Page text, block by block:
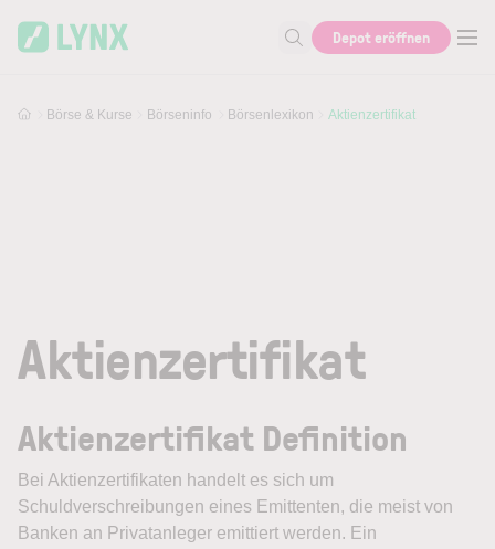
Suche nach Aktie, Autor...
Depot eröffnen
Börse & Kurse Börseninfo Börsenlexikon Aktienzertifikat
Aktienzertifikat
Aktienzertifikat Definition
Bei Aktienzertifikaten handelt es sich um
Schuldverschreibungen eines Emittenten, die meist von
Banken an Privatanleger emittiert werden. Ein